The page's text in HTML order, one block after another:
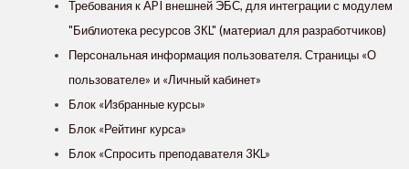
Требования к API внешней ЭБС, для интеграции с модулем
"Библиотека ресурсов 3КL" (материал для разработчиков)
Персональная информация пользователя. Страницы «О
пользователе» и «Личный кабинет»
Блок «Избранные курсы»
Блок «Рейтинг курса»
Блок «Спросить преподавателя 3KL»